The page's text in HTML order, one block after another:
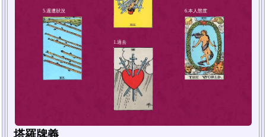
2.現在
4.解決方法或對策
塔羅牌義